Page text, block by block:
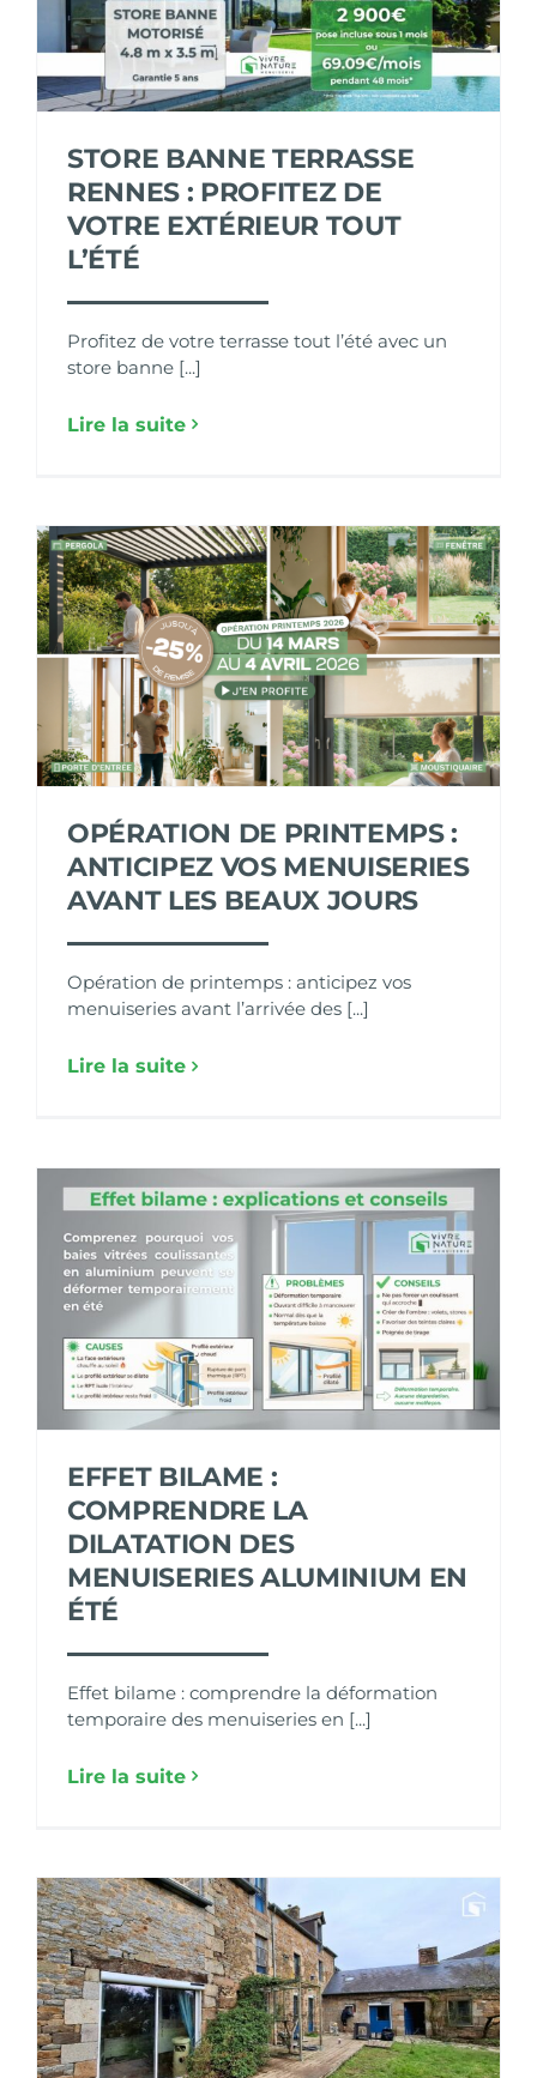
STORE BANNE TERRASSE
RENNES : PROFITEZ DE
VOTRE EXTÉRIEUR TOUT
L’ÉTÉ
Profitez de votre terrasse tout l’été avec un
store banne [...]
Lire la suite
OPÉRATION DE PRINTEMPS :
ANTICIPEZ VOS MENUISERIES
AVANT LES BEAUX JOURS
Opération de printemps : anticipez vos
menuiseries avant l’arrivée des [...]
Lire la suite
EFFET BILAME :
COMPRENDRE LA
DILATATION DES
MENUISERIES ALUMINIUM EN
ÉTÉ
Effet bilame : comprendre la déformation
temporaire des menuiseries en [...]
Lire la suite